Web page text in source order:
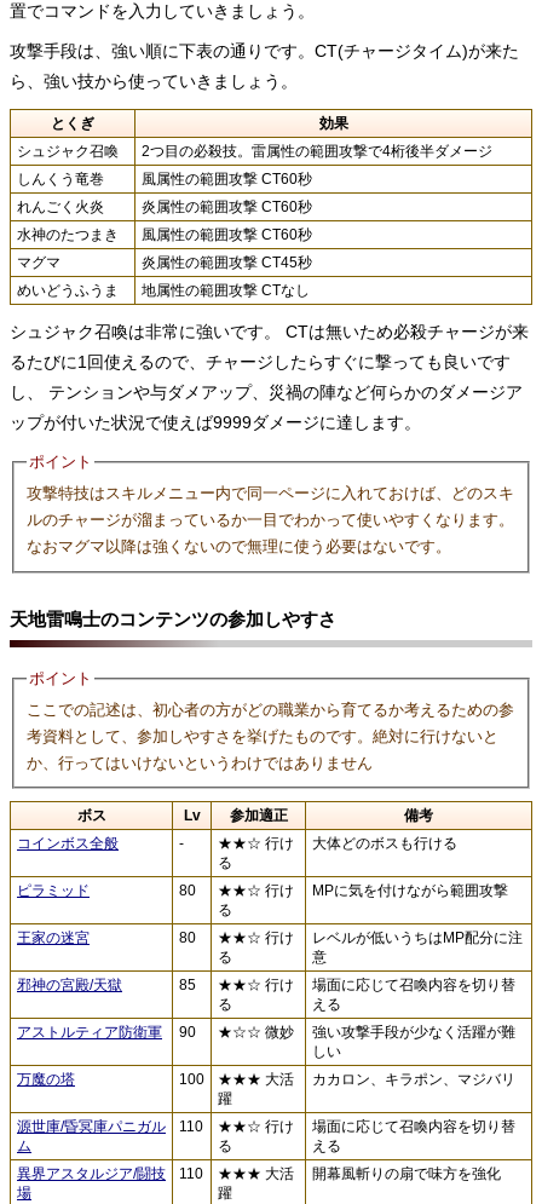
置でコマンドを入力していきましょう。
攻撃手段は、強い順に下表の通りです。CT(チャージタイム)が来た
ら、強い技から使っていきましょう。
とくぎ
効果
シュジャク召喚
2つ目の必殺技。雷属性の範囲攻撃で4桁後半ダメージ
しんくう竜巻
風属性の範囲攻撃 CT60秒
れんごく火炎
炎属性の範囲攻撃 CT60秒
水神のたつまき
風属性の範囲攻撃 CT60秒
マグマ
炎属性の範囲攻撃 CT45秒
めいどうふうま
地属性の範囲攻撃 CTなし
シュジャク召喚は非常に強いです。 CTは無いため必殺チャージが来
るたびに1回使えるので、チャージしたらすぐに撃っても良いです
し、 テンションや与ダメアップ、災禍の陣など何らかのダメージア
ップが付いた状況で使えば9999ダメージに達します。
ポイント
攻撃特技はスキルメニュー内で同一ページに入れておけば、どのスキ
ルのチャージが溜まっているか一目でわかって使いやすくなります。
なおマグマ以降は強くないので無理に使う必要はないです。
天地雷鳴士のコンテンツの参加しやすさ
ポイント
ここでの記述は、初心者の方がどの職業から育てるか考えるための参
考資料として、参加しやすさを挙げたものです。絶対に行けないと
か、行ってはいけないというわけではありません
ボス Lv 参加適正
備考
コインボス全般
-
★★☆ 行け
る
大体どのボスも行ける
ピラミッド 80
★★☆ 行け
る
MPに気を付けながら範囲攻撃
王家の迷宮 80
★★☆ 行け
る
レベルが低いうちはMP配分に注
意
邪神の宮殿/天獄
85
★★☆ 行け
る
場面に応じて召喚内容を切り替
える
アストルティア防衛軍
90 ★☆☆ 微妙
強い攻撃手段が少なく活躍が難
しい
万魔の塔
100
★★★ 大活
躍
カカロン、キラポン、マジバリ
源世庫/昏冥庫パニガル
ム
110
★★☆ 行け
る
場面に応じて召喚内容を切り替
える
異界アスタルジア/闘技
場
110
★★★ 大活
躍
開幕風斬りの扇で味方を強化